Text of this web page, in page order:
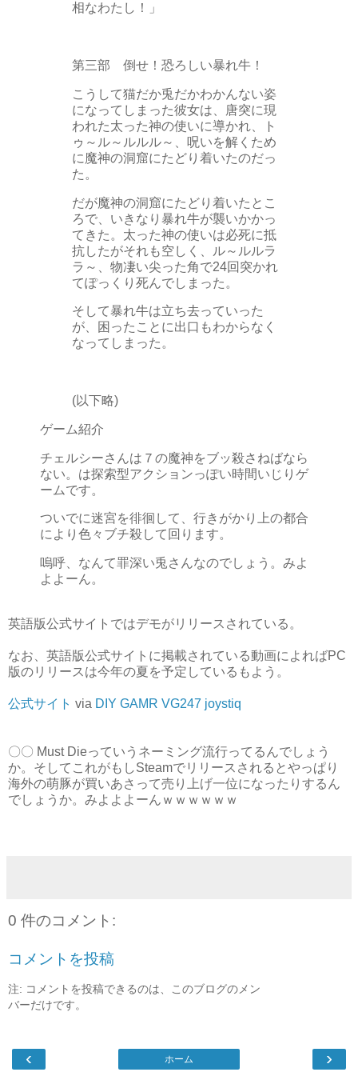
相なわたし！」
第三部 倒せ！恐ろしい暴れ牛！
こうして猫だか兎だかわかんない姿
になってしまった彼女は、唐突に現
われた太った神の使いに導かれ、ト
ゥ～ル～ルルル～、呪いを解くため
に魔神の洞窟にたどり着いたのだっ
た。
だが魔神の洞窟にたどり着いたとこ
ろで、いきなり暴れ牛が襲いかかっ
てきた。太った神の使いは必死に抵
抗したがそれも空しく、ル～ルルラ
ラ～、物凄い尖った角で24回突かれ
てぽっくり死んでしまった。
そして暴れ牛は立ち去っていった
が、困ったことに出口もわからなく
なってしまった。
(以下略)
ゲーム紹介
チェルシーさんは７の魔神をブッ殺さねばなら
ない。は探索型アクションっぽい時間いじりゲ
ームです。
ついでに迷宮を徘徊して、行きがかり上の都合
により色々ブチ殺して回ります。
嗚呼、なんて罪深い兎さんなのでしょう。みよ
よよーん。
英語版公式サイトではデモがリリースされている。
なお、英語版公式サイトに掲載されている動画によればPC
版のリリースは今年の夏を予定しているもよう。
公式サイト via DIY GAMR VG247 joystiq
〇〇 Must Dieっていうネーミング流行ってるんでしょう
か。そしてこれがもしSteamでリリースされるとやっぱり
海外の萌豚が買いあさって売り上げ一位になったりするん
でしょうか。みよよよーんｗｗｗｗｗｗ
0 件のコメント:
コメントを投稿
注: コメントを投稿できるのは、このブログのメン
バーだけです。
‹ ›
ホーム